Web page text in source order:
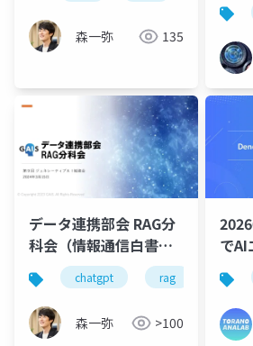
森一弥 135
データ連携部会 RAG分
科会（情報通信白書の
活用）chatgpt rag gemini
森一弥 >100
でAI
てみ